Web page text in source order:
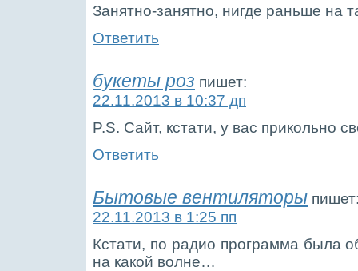
Занятно-занятно, нигде раньше на
Ответить
букеты роз пишет:
22.11.2013 в 10:37 дп
P.S. Сайт, кстати, у вас прикольно
Ответить
Бытовые вентиляторы
22.11.2013 в 1:25 пп
Кстати, по радио программа была
на какой волне…